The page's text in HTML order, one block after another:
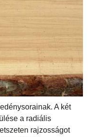
A két
a radiális
rajzosságot